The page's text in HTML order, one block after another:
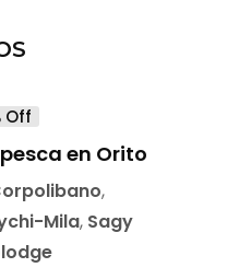
Off
en Orito
,
Mila, Sagy